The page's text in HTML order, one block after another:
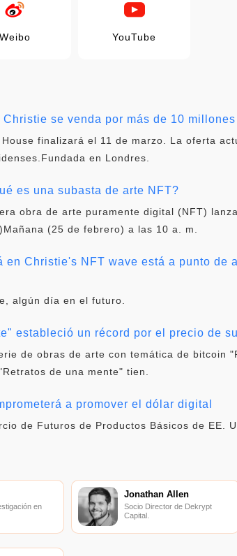
Weibo YouTube
se venda por más de 10
finalizará el 11 de marzo. La oferta
en Londres.
es una subasta de arte NFT?
obra de arte puramente digital (NFT)
(25 de febrero) a las 10 a. m.
Christie's NFT wave está a punto de
algún día en el futuro.
estableció un récord por el precio de
de obras de arte con temática de bitcoin
de una mente" tien.
a promover el dólar digital
de Futuros de Productos Básicos de EE.
en
Jonathan Allen
Socio Director de Dekrypt
Capital.